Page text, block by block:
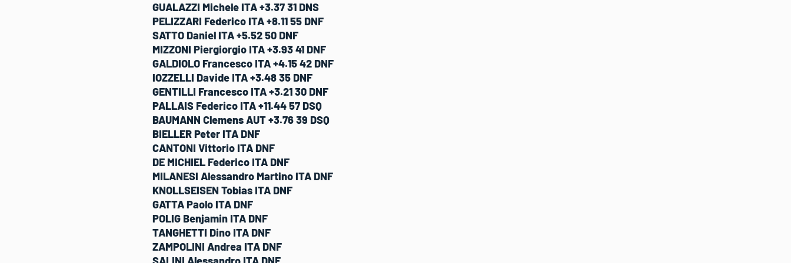
GUALAZZI Michele ITA +3.37 31 DNS
PELIZZARI Federico ITA +8.11 55 DNF
SATTO Daniel ITA +5.52 50 DNF
MIZZONI Piergiorgio ITA +3.93 41 DNF
GALDIOLO Francesco ITA +4.15 42 DNF
IOZZELLI Davide ITA +3.48 35 DNF
GENTILLI Francesco ITA +3.21 30 DNF
PALLAIS Federico ITA +11.44 57 DSQ
BAUMANN Clemens AUT +3.76 39 DSQ
BIELLER Peter ITA DNF
CANTONI Vittorio ITA DNF
DE MICHIEL Federico ITA DNF
MILANESI Alessandro Martino ITA DNF
KNOLLSEISEN Tobias ITA DNF
GATTA Paolo ITA DNF
POLIG Benjamin ITA DNF
TANGHETTI Dino ITA DNF
ZAMPOLINI Andrea ITA DNF